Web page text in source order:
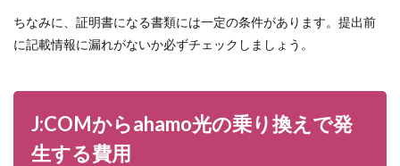
ちなみに、証明書になる書類には一定の条件があります。提出前
に記載情報に漏れがないか必ずチェックしましょう。
J:COMからahamo光の乗り換えで発
生する費用